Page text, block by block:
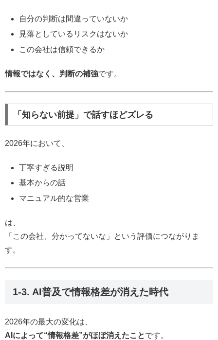
自分の判断は間違っていないか
見落としているリスクはないか
この会社は信頼できるか
情報ではなく、判断の補強です。
「知らない前提」で話すほどズレる
2026年において、
丁寧すぎる説明
基本からの話
マニュアル的な営業
は、
「この会社、分かってないな」という評価につながりま
す。
1-3. AI普及で情報格差が消えた時代
2026年の最大の変化は、
AIによって“情報格差”がほぼ消えたことです。